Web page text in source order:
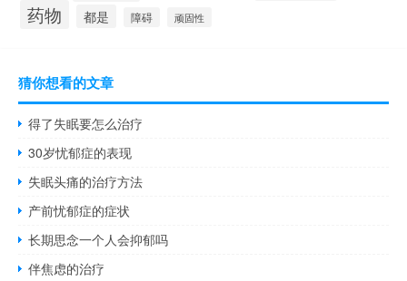
药物 都是 障碍 顽固性
猜你想看的文章
得了失眠要怎么治疗
30岁忧郁症的表现
失眠头痛的治疗方法
产前忧郁症的症状
长期思念一个人会抑郁吗
伴焦虑的治疗